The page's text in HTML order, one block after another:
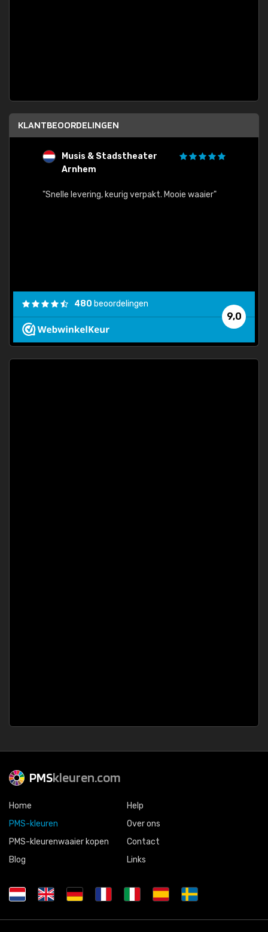
KLANTBEOORDELINGEN
Musis & Stadstheater
Arnhem
"Snelle levering, keurig verpakt. Mooie waaier"
9,0
480 beoordelingen
PMSkleuren.com
Home
PMS-kleuren
PMS-kleurenwaaier kopen
Blog
Help
Over ons
Contact
Links